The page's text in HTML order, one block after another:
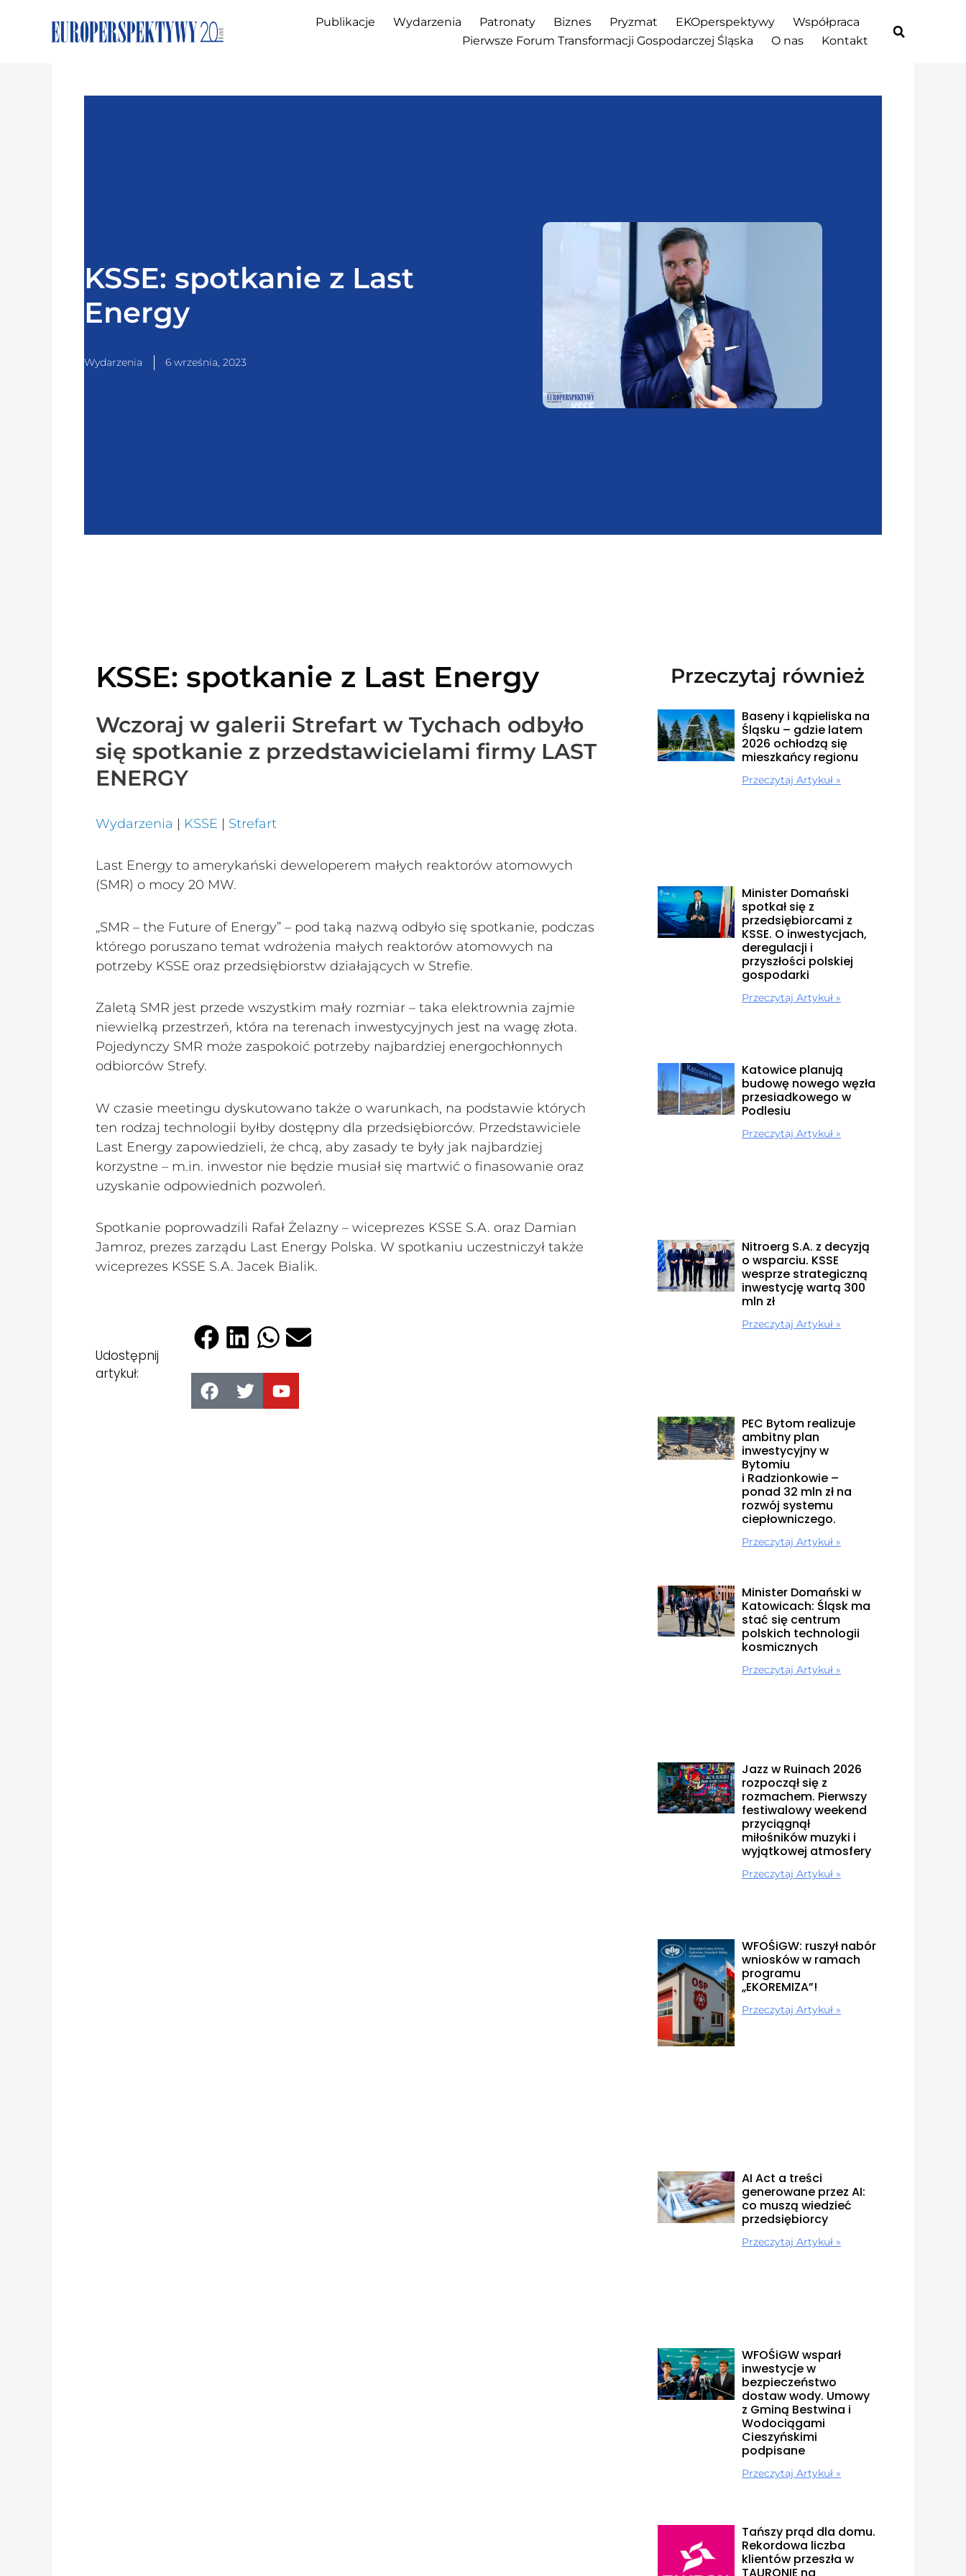
Publikacje Wydarzenia Patronaty Biznes Pryzmat EKOperspektywy
Współpraca
Pierwsze Forum Transformacji Gospodarczej Śląska
O nas Kontakt
KSSE: spotkanie z Last
Energy
Wydarzenia 6 września, 2023
KSSE: spotkanie z Last Energy
Wczoraj w galerii Strefart w Tychach odbyło
się spotkanie z przedstawicielami firmy LAST
ENERGY
Wydarzenia | KSSE | Strefart
Last Energy to amerykański deweloperem małych reaktorów atomowych
(SMR) o mocy 20 MW.
„SMR – the Future of Energy” – pod taką nazwą odbyło się spotkanie, podczas
którego poruszano temat wdrożenia małych reaktorów atomowych na
potrzeby KSSE oraz przedsiębiorstw działających w Strefie.
Zaletą SMR jest przede wszystkim mały rozmiar – taka elektrownia zajmie
niewielką przestrzeń, która na terenach inwestycyjnych jest na wagę złota.
Pojedynczy SMR może zaspokoić potrzeby najbardziej energochłonnych
odbiorców Strefy.
W czasie meetingu dyskutowano także o warunkach, na podstawie których
ten rodzaj technologii byłby dostępny dla przedsiębiorców. Przedstawiciele
Last Energy zapowiedzieli, że chcą, aby zasady te były jak najbardziej
korzystne – m.in. inwestor nie będzie musiał się martwić o finasowanie oraz
uzyskanie odpowiednich pozwoleń.
Spotkanie poprowadzili Rafał Żelazny – wiceprezes KSSE S.A. oraz Damian
Jamroz, prezes zarządu Last Energy Polska. W spotkaniu uczestniczył także
wiceprezes KSSE S.A. Jacek Bialik.
Udostępnij
artykuł:
Przeczytaj również
Baseny i kąpieliska na
Śląsku – gdzie latem
2026 ochłodzą się
mieszkańcy regionu
Przeczytaj Artykuł »
Minister Domański
spotkał się z
przedsiębiorcami z
KSSE. O inwestycjach,
deregulacji i
przyszłości polskiej
gospodarki
Przeczytaj Artykuł »
Katowice planują
budowę nowego węzła
przesiadkowego w
Podlesiu
Przeczytaj Artykuł »
Nitroerg S.A. z decyzją
o wsparciu. KSSE
wesprze strategiczną
inwestycję wartą 300
mln zł
Przeczytaj Artykuł »
PEC Bytom realizuje
ambitny plan
inwestycyjny w
Bytomiu
i Radzionkowie –
ponad 32 mln zł na
rozwój systemu
ciepłowniczego.
Przeczytaj Artykuł »
Minister Domański w
Katowicach: Śląsk ma
stać się centrum
polskich technologii
kosmicznych
Przeczytaj Artykuł »
Jazz w Ruinach 2026
rozpoczął się z
rozmachem. Pierwszy
festiwalowy weekend
przyciągnął
miłośników muzyki i
wyjątkowej atmosfery
Przeczytaj Artykuł »
WFOŚiGW: ruszył nabór
wniosków w ramach
programu
„EKOREMIZA”!
Przeczytaj Artykuł »
AI Act a treści
generowane przez AI:
co muszą wiedzieć
przedsiębiorcy
Przeczytaj Artykuł »
WFOŚiGW wsparł
inwestycje w
bezpieczeństwo
dostaw wody. Umowy
z Gminą Bestwina i
Wodociągami
Cieszyńskimi
podpisane
Przeczytaj Artykuł »
Tańszy prąd dla domu.
Rekordowa liczba
klientów przeszła w